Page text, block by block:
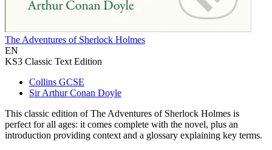
The Adventures of Sherlock Holmes
EN
KS3 Classic Text Edition
Collins GCSE
Sir Arthur Conan Doyle
This classic edition of The Adventures of Sherlock Holmes is
perfect for all ages: it comes complete with the novel, plus an
introduction providing context and a glossary explaining key terms.